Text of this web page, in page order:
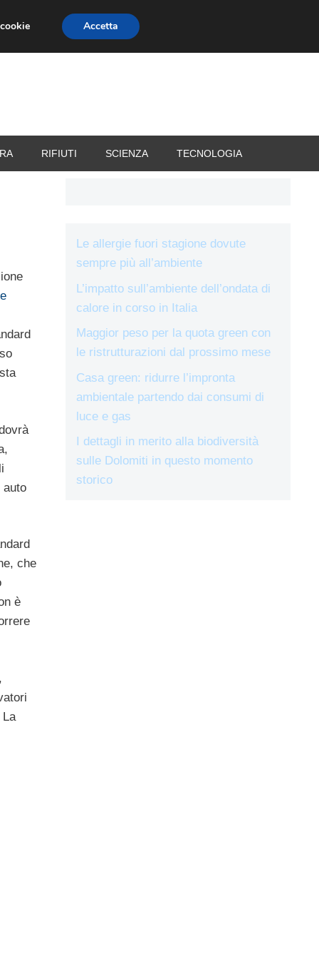
VACANZE
RIFIUTI SCIENZA TECNOLOGIA
auto
che
è
Le allergie fuori stagione dovute
sempre più all’ambiente
L’impatto sull’ambiente dell’ondata di
calore in corso in Italia
Maggior peso per la quota green con
le ristrutturazioni dal prossimo mese
Casa green: ridurre l’impronta
ambientale partendo dai consumi di
luce e gas
I dettagli in merito alla biodiversità
sulle Dolomiti in questo momento
storico
Accetta